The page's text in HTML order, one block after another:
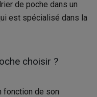
de poche dans un
est spécialisé dans la
choisir ?
fonction de son